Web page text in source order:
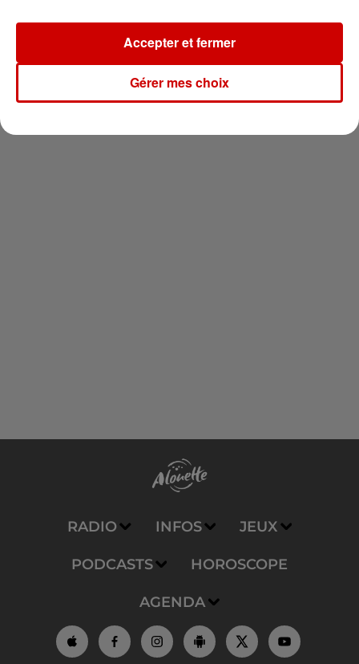
Newsletter
RADIO INFOS JEUX
PODCASTS HOROSCOPE
AGENDA
Gérer mes choix
Accepter et fermer